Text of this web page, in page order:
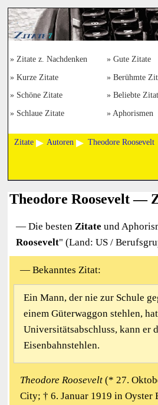
Zitate z. Nachdenken Gute Zitate
Kurze Zitate Berühmte
Schöne Zitate Beliebte
Schlaue Zitate Aphorismen
Zitate Autoren Theodore Roosevelt
Theodore Roosevelt —
— Die besten Zitate und
Roosevelt" (Land: US /
— Bekanntes Zitat:
Ein Mann, der nie zur Schule
einem Güterwaggon stehlen,
Universitätsabschluss, kann er
Eisenbahnstehlen.
Theodore Roosevelt(* 27.
City; † 6. Januar 1919 in Oyster